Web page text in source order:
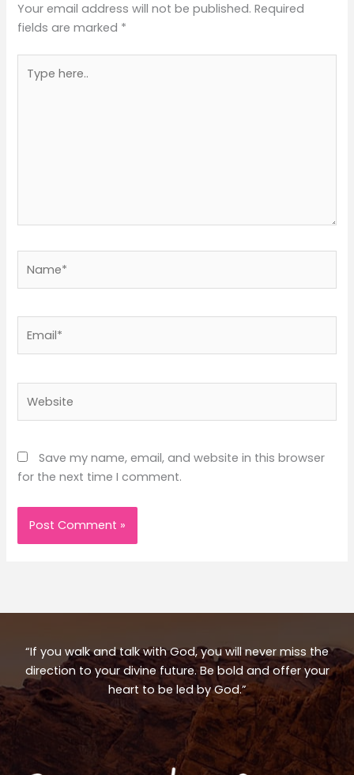
Your email address will not be published. Required
fields are marked *
here..
Save my name, email, and website in this browser
for the next time I comment.
“If you walk and talk with God, you will never miss the
direction to your divine future. Be bold and offer your
heart to be led by God.”